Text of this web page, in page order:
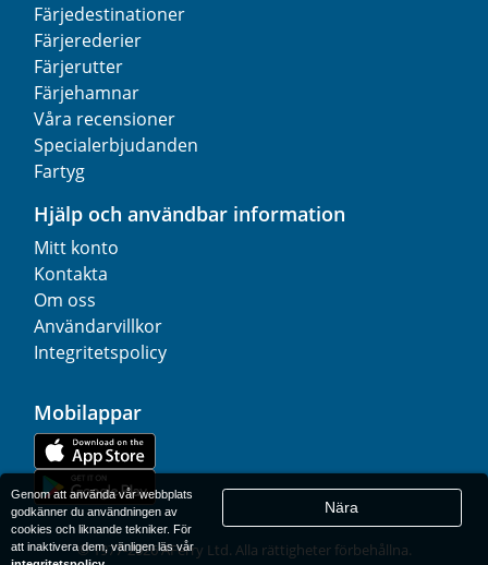
Färjedestinationer
Färjerederier
Färjerutter
Färjehamnar
Våra recensioner
Specialerbjudanden
Fartyg
Hjälp och användbar information
Mitt konto
Kontakta
Om oss
Användarvillkor
Integritetspolicy
Mobilappar
© 1977-2026AFerry Ltd. Alla rättigheter förbehållna.
Genom att använda vår webbplats
godkänner du användningen av
cookies och liknande tekniker. För
att inaktivera dem, vänligen läs vår
Nära